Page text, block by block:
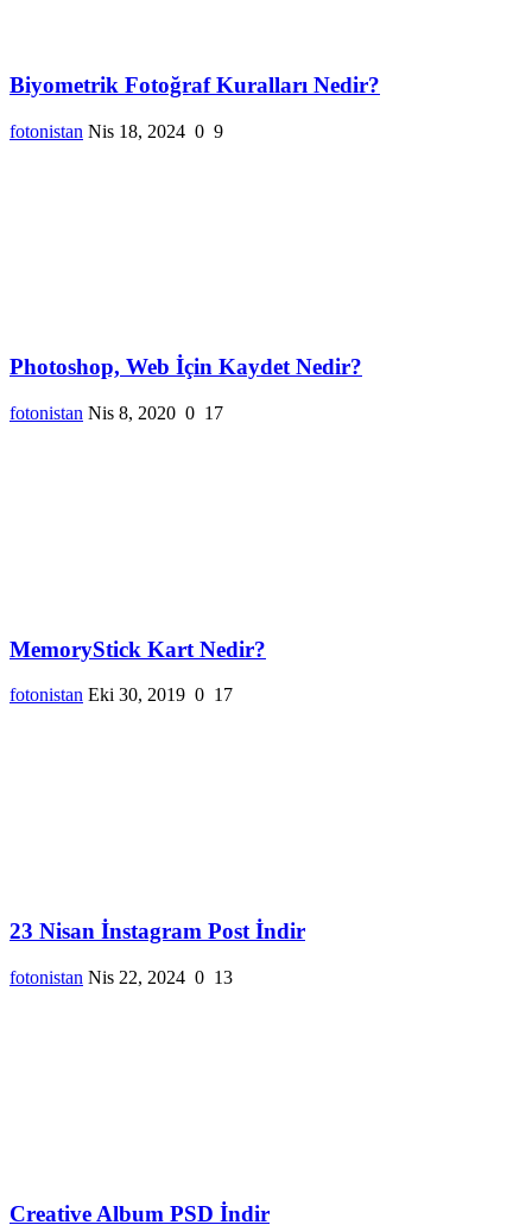
Biyometrik Fotoğraf Kuralları Nedir?
fotonistan Nis 18, 2024 0 9
Photoshop, Web İçin Kaydet Nedir?
fotonistan Nis 8, 2020 0 17
MemoryStick Kart Nedir?
fotonistan Eki 30, 2019 0 17
23 Nisan İnstagram Post İndir
fotonistan Nis 22, 2024 0 13
Creative Album PSD İndir